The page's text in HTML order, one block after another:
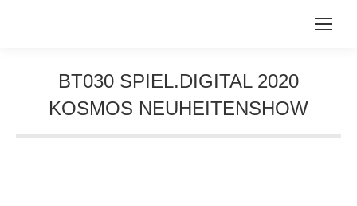
BT030 SPIEL.DIGITAL 2020
KOSMOS NEUHEITENSHOW